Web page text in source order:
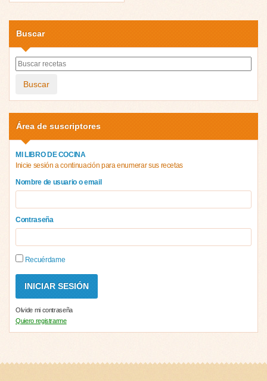
Buscar
Buscar
Área de suscriptores
MI LIBRO DE COCINA
Inicie sesión a continuación para enumerar sus recetas
Nombre de usuario o email
Contraseña
Recuérdame
Olvide mi contraseña
Quiero registrarme